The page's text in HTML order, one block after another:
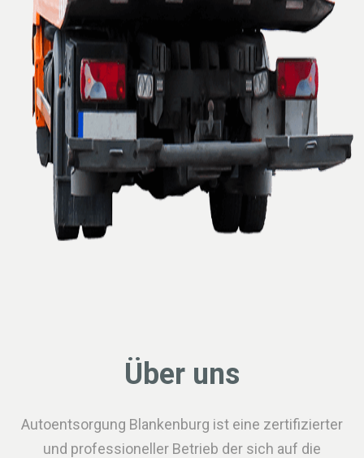
Über uns
Autoentsorgung Blankenburg ist eine zertifizierter
und professioneller Betrieb der sich auf die